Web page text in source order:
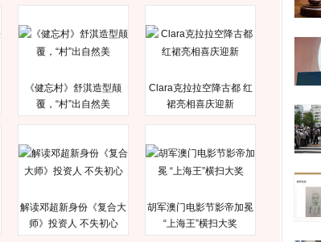
《健忘村》舒淇造型颠
覆，“村”出自然美
Clara克拉拉空降古都 红
裙亮相喜庆迎新
解读邓超新身份《复合大
师》投资人 不失初心
胡军澳门电影节影帝加冕
“上海王”横扫大奖